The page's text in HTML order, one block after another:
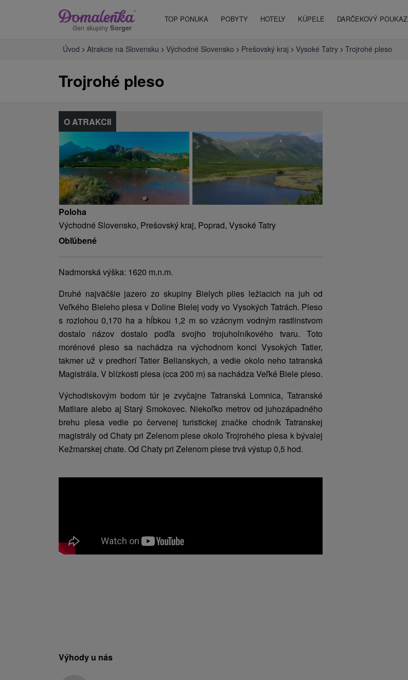
člen skupiny Sorger
TOP PONUKA POBYTY HOTELY KÚPELE DARČEKOVÝ POUKAZ
Úvod Atrakcie na Slovensku Východné Slovensko Prešovský kraj Vysoké Tatry Trojrohé pleso
Trojrohé pleso
O ATRAKCII
Poloha
Východné Slovensko, Prešovský kraj, Poprad, Vysoké Tatry
Obľúbené
Nadmorská výška: 1620 m.n.m.
Druhé najväčšie jazero zo skupiny Bielych plies ležiacich na juh od
Veľkého Bieleho plesa v Doline Bielej vody vo Vysokých Tatrách. Pleso
s rozlohou 0,170 ha a hĺbkou 1,2 m so vzácnym vodným rastlinstvom
dostalo názov dostalo podľa svojho trojuholníkového tvaru. Toto
morénové pleso sa nachádza na východnom konci Vysokých Tatier,
takmer už v predhorí Tatier Belianskych, a vedie okolo neho tatranská
Magistrála. V blízkosti plesa (cca 200 m) sa nachádza Veľké Biele pleso.
Východiskovým bodom túr je zvyčajne Tatranská Lomnica, Tatranské
Matliare alebo aj Starý Smokovec. Niekoľko metrov od juhozápadného
brehu plesa vedie po červenej turistickej značke chodník Tatranskej
magistrály od Chaty pri Zelenom plese okolo Trojrohého plesa k bývalej
Kežmarskej chate. Od Chaty pri Zelenom plese trvá výstup 0,5 hod.
Výhody u nás